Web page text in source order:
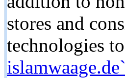
stores and
technologies